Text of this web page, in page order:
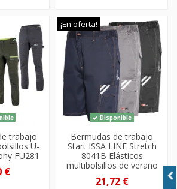
trabajo
U-
FU281
€
¡En oferta!
Disponible
Bermudas de trabajo
Start ISSA LINE Stretch
8041B Elásticos
multibolsillos de verano
21,72 €